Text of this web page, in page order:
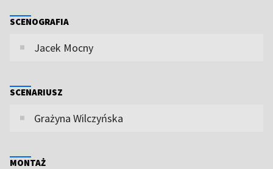
SCENOGRAFIA
Jacek Mocny
SCENARIUSZ
Grażyna Wilczyńska
MONTAŻ